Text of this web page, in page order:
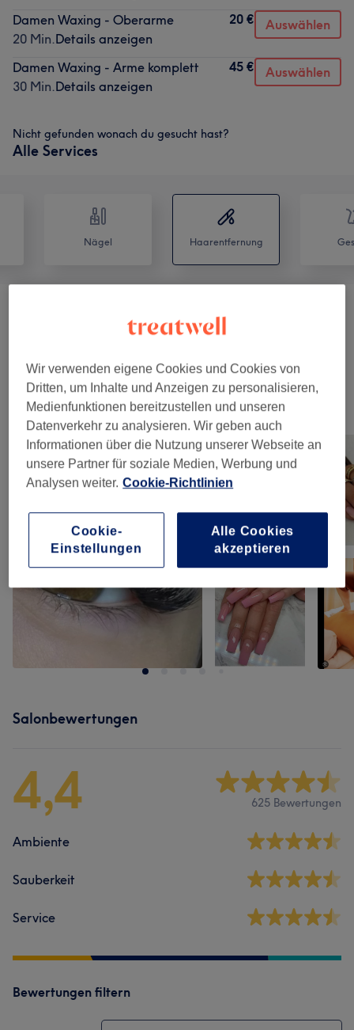
Damen Waxing - Oberarme
20 Min.Details anzeigen
20 € Auswählen
Damen Waxing - Arme komplett
30 Min.Details anzeigen
45 € Auswählen
Nicht gefunden wonach du gesucht hast?
Alle Services
Nägel Haarentfernung
Unsere Arbeit
Bild anklicken für weitere Details
Salonbewertungen
4,4 625 Bewertungen
Ambiente
Sauberkeit
Service
Bewertungen filtern
Wir verwenden eigene Cookies und Cookies von
Dritten, um Inhalte und Anzeigen zu personalisieren,
Medienfunktionen bereitzustellen und unseren
Datenverkehr zu analysieren. Wir geben auch
Informationen über die Nutzung unserer Webseite an
unsere Partner für soziale Medien, Werbung und
Analysen weiter. Cookie-Richtlinien
Cookie-
Einstellungen
Alle Cookies
akzeptieren